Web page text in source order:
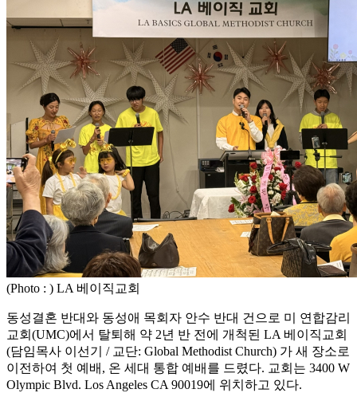
(Photo : ) LA 베이직교회
동성결혼 반대와 동성애 목회자 안수 반대 건으로 미 연합감리
교회(UMC)에서 탈퇴해 약 2년 반 전에 개척된 LA 베이직교회
(담임목사 이선기 / 교단: Global Methodist Church) 가 새 장소로
이전하여 첫 예배, 온 세대 통합 예배를 드렸다. 교회는 3400 W
Olympic Blvd. Los Angeles CA 90019에 위치하고 있다.